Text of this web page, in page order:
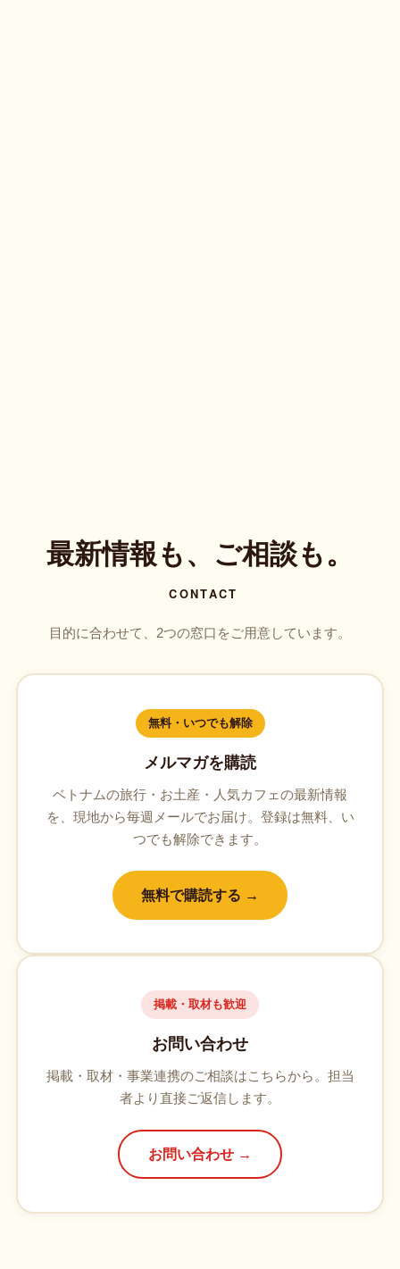
最新情報も、ご相談も。
CONTACT
目的に合わせて、2つの窓口をご用意しています。
無料・いつでも解除
メルマガを購読
ベトナムの旅行・お土産・人気カフェの最新情報
を、現地から毎週メールでお届け。登録は無料、い
つでも解除できます。
無料で購読する →
掲載・取材も歓迎
お問い合わせ
掲載・取材・事業連携のご相談はこちらから。担当
者より直接ご返信します。
お問い合わせ →